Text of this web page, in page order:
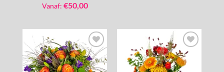
Vanaf: €50,00
Toevoegen
aan
verlanglijst
Toevoegen
aan
verlanglijst